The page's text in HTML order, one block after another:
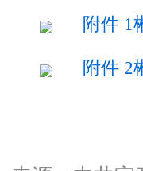
附件 1
附件 2